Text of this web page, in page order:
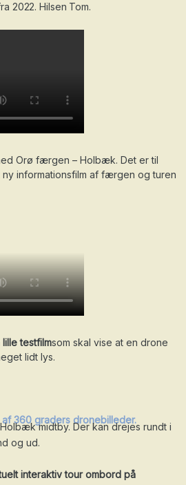
2022. Hilsen Tom.
Orø færgen – Holbæk. Det er til
ny informationsfilm af færgen og turen
testfilmsom skal vise at en drone
lidt lys.
360 graders dronebilleder.
midtby. Der kan drejes rundt i
og ud.
interaktiv tour ombord på